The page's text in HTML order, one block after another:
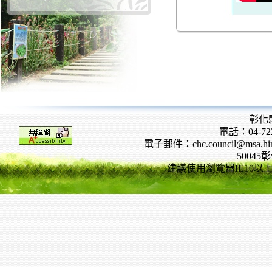
彰化
電話：04-
電子郵件：
50045
建議使用瀏覽器IE10以